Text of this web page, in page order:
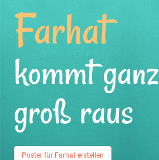
Farhat
kommt ganz
groß raus
Poster für Farhat erstellen